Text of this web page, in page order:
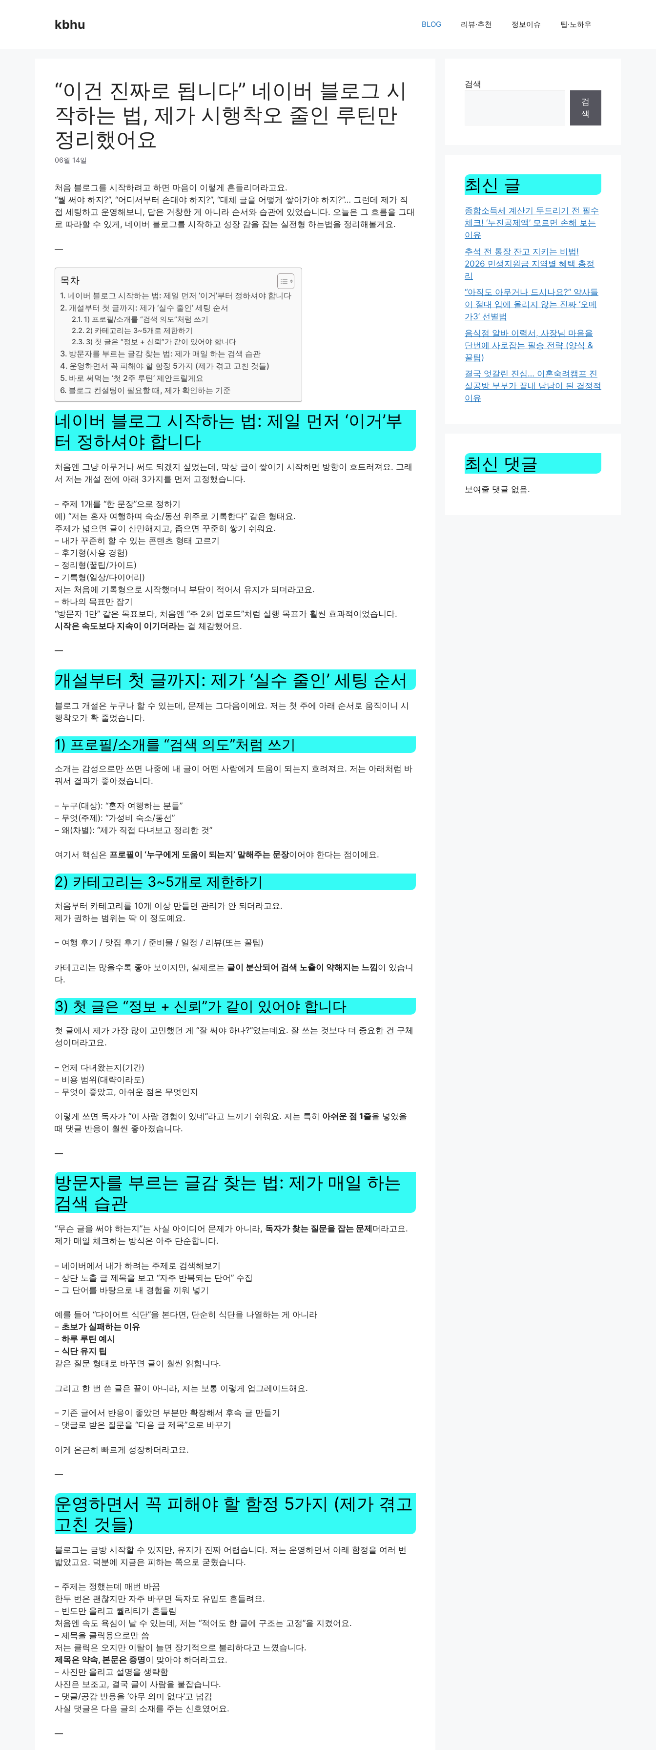
kbhu BLOG 리뷰·추천 정보이슈 팁·노하우
“이건 진짜로 됩니다” 네이버 블로그 시
작하는 법, 제가 시행착오 줄인 루틴만
정리했어요
06월 14일
처음 블로그를 시작하려고 하면 마음이 이렇게 흔들리더라고요.
“뭘 써야 하지?”, “어디서부터 손대야 하지?”, “대체 글을 어떻게 쌓아가야 하지?”… 그런데 제가 직
접 세팅하고 운영해보니, 답은 거창한 게 아니라 순서와 습관에 있었습니다. 오늘은 그 흐름을 그대
로 따라할 수 있게, 네이버 블로그를 시작하고 성장 감을 잡는 실전형 하는법을 정리해볼게요.
—
목차
네이버 블로그 시작하는 법: 제일 먼저 ‘이거’부터 정하셔야 합니다
개설부터 첫 글까지: 제가 ‘실수 줄인’ 세팅 순서
1) 프로필/소개를 “검색 의도”처럼 쓰기
2) 카테고리는 3~5개로 제한하기
3) 첫 글은 “정보 + 신뢰”가 같이 있어야 합니다
방문자를 부르는 글감 찾는 법: 제가 매일 하는 검색 습관
운영하면서 꼭 피해야 할 함정 5가지 (제가 겪고 고친 것들)
바로 써먹는 ‘첫 2주 루틴’ 제안드릴게요
블로그 컨설팅이 필요할 때, 제가 확인하는 기준
네이버 블로그 시작하는 법: 제일 먼저 ‘이거’부
터 정하셔야 합니다
처음엔 그냥 아무거나 써도 되겠지 싶었는데, 막상 글이 쌓이기 시작하면 방향이 흐트러져요. 그래
서 저는 개설 전에 아래 3가지를 먼저 고정했습니다.
– 주제 1개를 “한 문장”으로 정하기
예) “저는 혼자 여행하며 숙소/동선 위주로 기록한다” 같은 형태요.
주제가 넓으면 글이 산만해지고, 좁으면 꾸준히 쌓기 쉬워요.
– 내가 꾸준히 할 수 있는 콘텐츠 형태 고르기
– 후기형(사용 경험)
– 정리형(꿀팁/가이드)
– 기록형(일상/다이어리)
저는 처음에 기록형으로 시작했더니 부담이 적어서 유지가 되더라고요.
– 하나의 목표만 잡기
“방문자 1만” 같은 목표보다, 처음엔 “주 2회 업로드”처럼 실행 목표가 훨씬 효과적이었습니다.
시작은 속도보다 지속이 이기더라는 걸 체감했어요.
—
개설부터 첫 글까지: 제가 ‘실수 줄인’ 세팅 순서
블로그 개설은 누구나 할 수 있는데, 문제는 그다음이에요. 저는 첫 주에 아래 순서로 움직이니 시
행착오가 확 줄었습니다.
1) 프로필/소개를 “검색 의도”처럼 쓰기
소개는 감성으로만 쓰면 나중에 내 글이 어떤 사람에게 도움이 되는지 흐려져요. 저는 아래처럼 바
꿔서 결과가 좋아졌습니다.
– 누구(대상): “혼자 여행하는 분들”
– 무엇(주제): “가성비 숙소/동선”
– 왜(차별): “제가 직접 다녀보고 정리한 것”
여기서 핵심은 프로필이 ‘누구에게 도움이 되는지’ 말해주는 문장이어야 한다는 점이에요.
2) 카테고리는 3~5개로 제한하기
처음부터 카테고리를 10개 이상 만들면 관리가 안 되더라고요.
제가 권하는 범위는 딱 이 정도예요.
– 여행 후기 / 맛집 후기 / 준비물 / 일정 / 리뷰(또는 꿀팁)
카테고리는 많을수록 좋아 보이지만, 실제로는 글이 분산되어 검색 노출이 약해지는 느낌이 있습니
다.
3) 첫 글은 “정보 + 신뢰”가 같이 있어야 합니다
첫 글에서 제가 가장 많이 고민했던 게 “잘 써야 하나?”였는데요. 잘 쓰는 것보다 더 중요한 건 구체
성이더라고요.
– 언제 다녀왔는지(기간)
– 비용 범위(대략이라도)
– 무엇이 좋았고, 아쉬운 점은 무엇인지
이렇게 쓰면 독자가 “이 사람 경험이 있네”라고 느끼기 쉬워요. 저는 특히 아쉬운 점 1줄을 넣었을
때 댓글 반응이 훨씬 좋아졌습니다.
—
방문자를 부르는 글감 찾는 법: 제가 매일 하는
검색 습관
“무슨 글을 써야 하는지”는 사실 아이디어 문제가 아니라, 독자가 찾는 질문을 잡는 문제 더라고요.
제가 매일 체크하는 방식은 아주 단순합니다.
– 네이버에서 내가 하려는 주제로 검색해보기
– 상단 노출 글 제목을 보고 “자주 반복되는 단어” 수집
– 그 단어를 바탕으로 내 경험을 끼워 넣기
예를 들어 “다이어트 식단”을 본다면, 단순히 식단을 나열하는 게 아니라
– 초보가 실패하는 이유
– 하루 루틴 예시
– 식단 유지 팁
같은 질문 형태로 바꾸면 글이 훨씬 읽힙니다.
그리고 한 번 쓴 글은 끝이 아니라, 저는 보통 이렇게 업그레이드해요.
– 기존 글에서 반응이 좋았던 부분만 확장해서 후속 글 만들기
– 댓글로 받은 질문을 “다음 글 제목”으로 바꾸기
이게 은근히 빠르게 성장하더라고요.
—
운영하면서 꼭 피해야 할 함정 5가지 (제가 겪고
고친 것들)
블로그는 금방 시작할 수 있지만, 유지가 진짜 어렵습니다. 저는 운영하면서 아래 함정을 여러 번
밟았고요. 덕분에 지금은 피하는 쪽으로 굳혔습니다.
– 주제는 정했는데 매번 바꿈
한두 번은 괜찮지만 자주 바꾸면 독자도 유입도 흔들려요.
– 빈도만 올리고 퀄리티가 흔들림
처음엔 속도 욕심이 날 수 있는데, 저는 “적어도 한 글에 구조는 고정”을 지켰어요.
– 제목을 클릭용으로만 씀
저는 클릭은 오지만 이탈이 늘면 장기적으로 불리하다고 느꼈습니다.
제목은 약속, 본문은 증명이 맞아야 하더라고요.
– 사진만 올리고 설명을 생략함
사진은 보조고, 결국 글이 사람을 붙잡습니다.
– 댓글/공감 반응을 ‘아무 의미 없다’고 넘김
사실 댓글은 다음 글의 소재를 주는 신호였어요.
—
검색
검
색
최신 글
종합소득세 계산기 두드리기 전 필수
체크! ‘누진공제액’ 모르면 손해 보는
이유
추석 전 통장 잔고 지키는 비법!
2026 민생지원금 지역별 혜택 총정
리
“아직도 아무거나 드시나요?” 약사들
이 절대 입에 올리지 않는 진짜 ‘오메
가3’ 선별법
음식점 알바 이력서, 사장님 마음을
단번에 사로잡는 필승 전략 (양식 &
꿀팁)
결국 엇갈린 진심… 이혼숙려캠프 진
실공방 부부가 끝내 남남이 된 결정적
이유
최신 댓글
보여줄 댓글 없음.